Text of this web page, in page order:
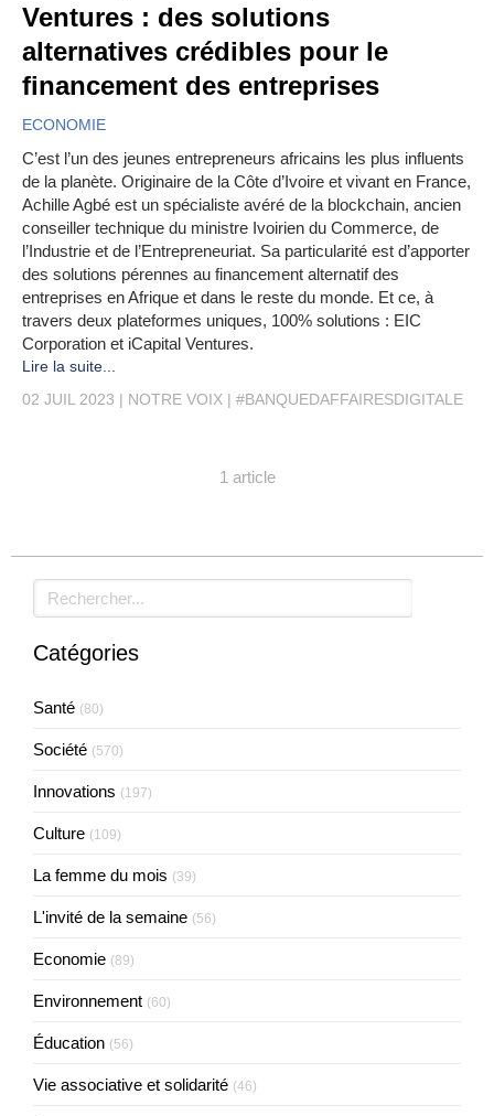
Ventures : des solutions
alternatives crédibles pour le
financement des entreprises
ECONOMIE
C’est l’un des jeunes entrepreneurs africains les plus influents
de la planète. Originaire de la Côte d’Ivoire et vivant en France,
Achille Agbé est un spécialiste avéré de la blockchain, ancien
conseiller technique du ministre Ivoirien du Commerce, de
l’Industrie et de l’Entrepreneuriat. Sa particularité est d’apporter
des solutions pérennes au financement alternatif des
entreprises en Afrique et dans le reste du monde. Et ce, à
travers deux plateformes uniques, 100% solutions : EIC
Corporation et iCapital Ventures.
Lire la suite...
02 JUIL 2023
NOTRE VOIX #BANQUEDAFFAIRESDIGITALE
1 article
Rechercher
Catégories
Santé (80)
Société (570)
Innovations (197)
Culture (109)
La femme du mois (39)
L'invité de la semaine (56)
Economie (89)
Environnement (60)
Éducation (56)
Vie associative et solidarité (46)